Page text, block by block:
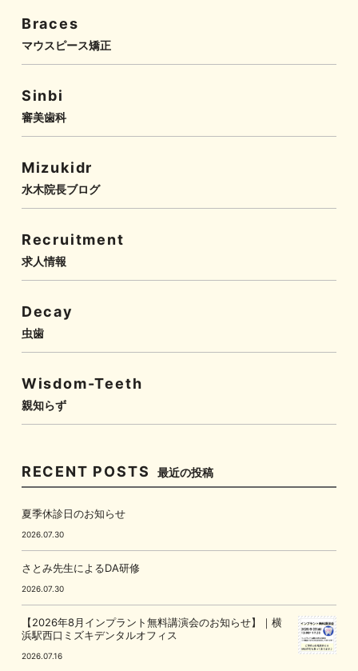
Braces
マウスピース矯正
Sinbi
審美歯科
Mizukidr
水木院長ブログ
Recruitment
求人情報
Decay
虫歯
Wisdom-Teeth
親知らず
RECENT POSTS 最近の投稿
夏季休診日のお知らせ
2026.07.30
さとみ先生によるDA研修
2026.07.30
【2026年8月インプラント無料講演会のお知らせ】｜横
浜駅西口ミズキデンタルオフィス
2026.07.16